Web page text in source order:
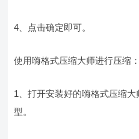
4、点击确定即可。
使用嗨格式压缩大师进行压缩：
1、打开安装好的嗨格式压缩
型。